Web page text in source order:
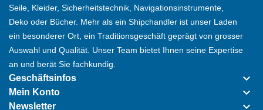
Seile, Kleider, Sicherheitstechnik, Navigationsinstrumente,
Deko oder Bücher. Mehr als ein Shipchandler ist unser Laden
ein besonderer Ort, ein Traditionsgeschäft geprägt von grosser
Auswahl und Qualität. Unser Team bietet Ihnen seine Expertise
an und berät Sie fachkundig.
Geschäftsinfos keyboard_arrow_down
Mein Konto keyboard_arrow_down
Newsletter keyboard_arrow_down